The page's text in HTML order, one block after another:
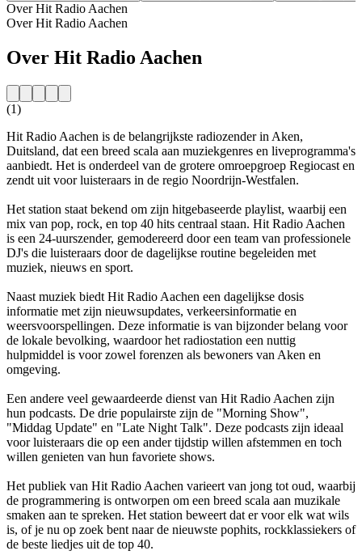
Over Hit Radio Aachen
Over Hit Radio Aachen
Over Hit Radio Aachen
(1)
Hit Radio Aachen is de belangrijkste radiozender in Aken,
Duitsland, dat een breed scala aan muziekgenres en liveprogramma's
aanbiedt. Het is onderdeel van de grotere omroepgroep Regiocast en
zendt uit voor luisteraars in de regio Noordrijn-Westfalen.
Het station staat bekend om zijn hitgebaseerde playlist, waarbij een
mix van pop, rock, en top 40 hits centraal staan. Hit Radio Aachen
is een 24-uurszender, gemodereerd door een team van professionele
DJ's die luisteraars door de dagelijkse routine begeleiden met
muziek, nieuws en sport.
Naast muziek biedt Hit Radio Aachen een dagelijkse dosis
informatie met zijn nieuwsupdates, verkeersinformatie en
weersvoorspellingen. Deze informatie is van bijzonder belang voor
de lokale bevolking, waardoor het radiostation een nuttig
hulpmiddel is voor zowel forenzen als bewoners van Aken en
omgeving.
Een andere veel gewaardeerde dienst van Hit Radio Aachen zijn
hun podcasts. De drie populairste zijn de "Morning Show",
"Middag Update" en "Late Night Talk". Deze podcasts zijn ideaal
voor luisteraars die op een ander tijdstip willen afstemmen en toch
willen genieten van hun favoriete shows.
Het publiek van Hit Radio Aachen varieert van jong tot oud, waarbij
de programmering is ontworpen om een breed scala aan muzikale
smaken aan te spreken. Het station beweert dat er voor elk wat wils
is, of je nu op zoek bent naar de nieuwste pophits, rockklassiekers of
de beste liedjes uit de top 40.